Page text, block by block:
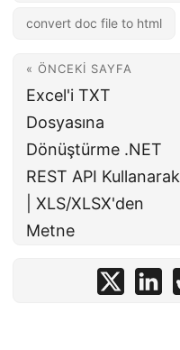
convert doc file to html
« ÖNCEKI SAYFA
Excel'i TXT
Dosyasına
Dönüştürme .NET
REST API Kullanarak
| XLS/XLSX'den
Metne